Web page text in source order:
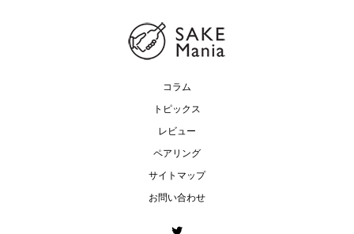
コラム
トピックス
レビュー
ペアリング
サイトマップ
お問い合わせ